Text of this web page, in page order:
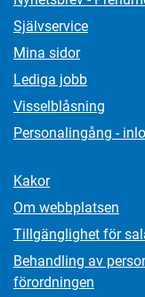
Självservice
Mina sidor
Lediga jobb
Visselblåsning
Personalingång -
Kakor
Om webbplatsen
Tillgänglighet för
Behandling av
förordningen